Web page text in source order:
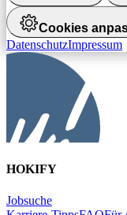
Cookies
DatenschutzImpressum
HOKIFY
Jobsuche